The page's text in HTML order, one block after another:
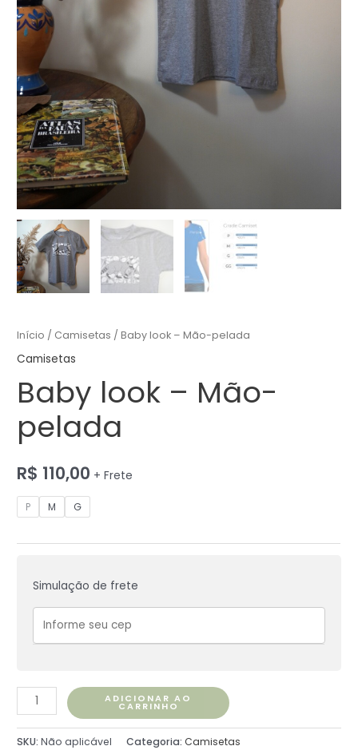
Início / Camisetas / Baby look – Mão-pelada
Camisetas
Baby look – Mão-
pelada
R$ 110,00 + Frete
P M G
Simulação de frete
ADICIONAR AO
CARRINHO
SKU:Não aplicável Categoria:Camisetas